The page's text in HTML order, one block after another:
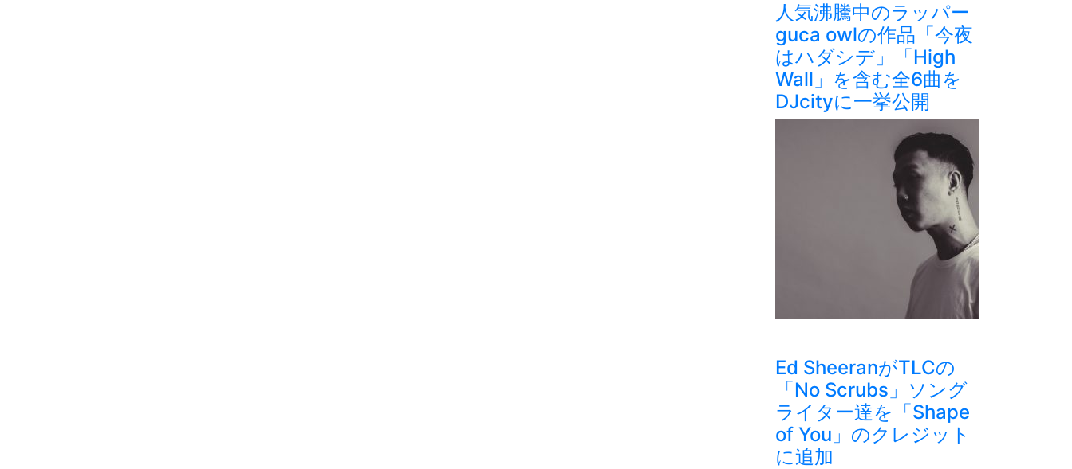
人気沸騰中のラッパー
guca owlの作品「今夜
はハダシデ」「High
Wall」を含む全6曲を
DJcityに一挙公開
Ed SheeranがTLCの
「No Scrubs」ソング
ライター達を「Shape
of You」のクレジット
に追加